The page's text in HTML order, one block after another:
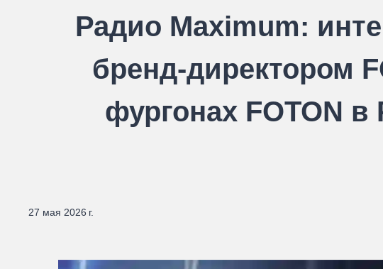
Радио Maximum:
бренд-директором
фургонах FOTON
27 мая 2026 г.